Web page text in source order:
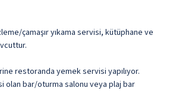
çamaşır yıkama servisi, kütüphane ve
restoranda yemek servisi yapılıyor.
olan bar/oturma salonu veya plaj bar